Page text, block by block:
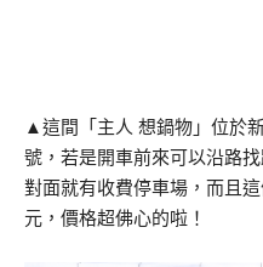
▲這間「主人 想鍋物」位於
號，若是開車前來可以沿路
對面就有收費停車場，而且
元，價格超佛心的啦！